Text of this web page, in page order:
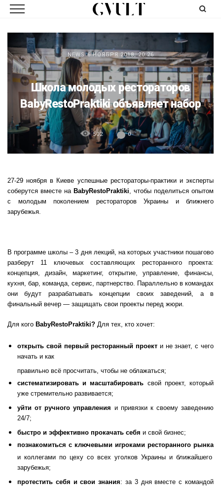
NEWS 6 НОЯБРЯ 2018, 20:26
Школа молодых рестораторов
BabyRestoPraktiki объявляет набор
502 0
27-29 ноября в Киеве успешные рестораторы-практики и эксперты
соберутся вместе на BabyRestoPraktiki, чтобы поделиться опытом
с молодым поколением рестораторов Украины и ближнего
зарубежья.
В программе школы – 3 дня лекций, на которых участники пошагово
разберут 11 ключевых составляющих ресторанного проекта:
концепция, дизайн, маркетинг, открытие, управление, финансы,
кухня, бар, команда, сервис, партнерство. Параллельно в командах
они будут разрабатывать концепции своих заведений, а в
финальный вечер — защищать свои проекты перед жюри.
Для кого BabyRestoPraktiki? Для тех, кто хочет:
открыть свой первый ресторанный проект и не знает, с чего
начать и как
правильно всё просчитать, чтобы не облажаться;
систематизировать и масштабировать свой проект, который
уже стремительно развивается;
уйти от ручного управления и привязки к своему заведению
24/7;
быстро и эффективно прокачать себя и свой бизнес;
познакомиться с ключевыми игроками ресторанного рынка
и коллегами по цеху со всех уголков Украины и ближайшего
зарубежья;
протестить себя и свои знания: за 3 дня вместе с командой